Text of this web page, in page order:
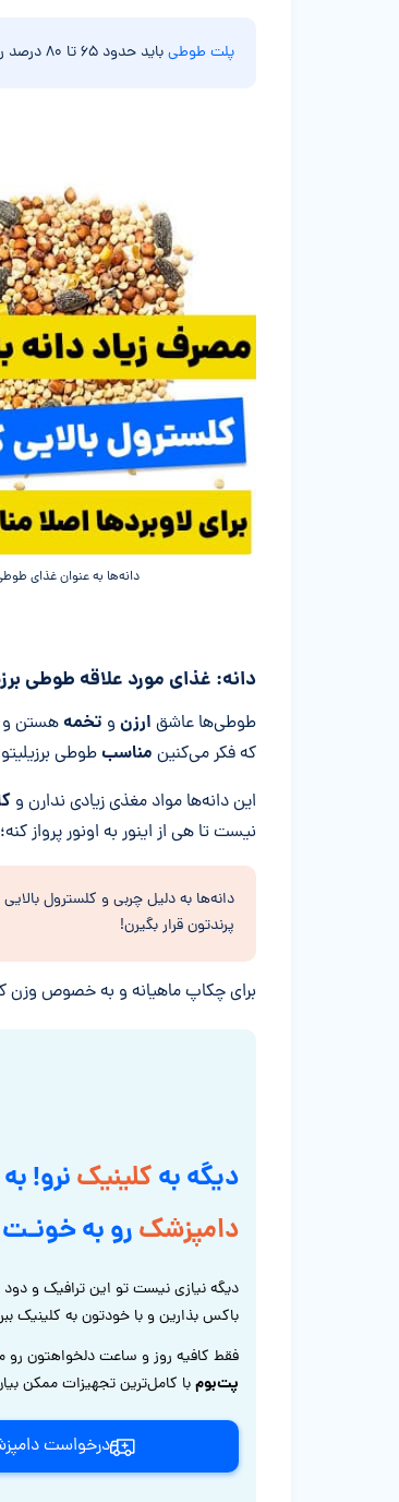
پلت طوطیباید حدود ۶۵ تا ۸۰ درصد رژیم غذایی طوطی برزیلی صورت هلوییتون رو تشکیل بده.
دانه‌ها به عنوان غذای
دانه‌: غذای مورد علاقه طوطی
طوطی‌ها عاشق ارزن و تخمههستن و
که فکر می‌کنین مناسبطوطی
این دانه‌ها مواد مغذی زیادی ندارن و
نیست تا هی از اینور به اونور پرواز
دانه‌ها به دلیل چربی و کلسترول
پرندتون قرار بگیرن!
برای چکاپ ماهیانه و به خصوص وزن
دیگه بهکلینیکنرو!
دامپزشکرو به خونـت
دیگه نیازی نیست تو این ترافیک و
باکس بذارین و با خودتون به کلینیک
فقط کافیه روز و ساعت دلخواهتون
پت‌بومبا کامل‌ترین تجهیزات ممکن
درخواست